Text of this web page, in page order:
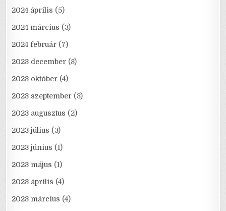
2024 április (5)
2024 március (3)
2024 február (7)
2023 december (8)
2023 október (4)
2023 szeptember (3)
2023 augusztus (2)
2023 július (3)
2023 június (1)
2023 május (1)
2023 április (4)
2023 március (4)